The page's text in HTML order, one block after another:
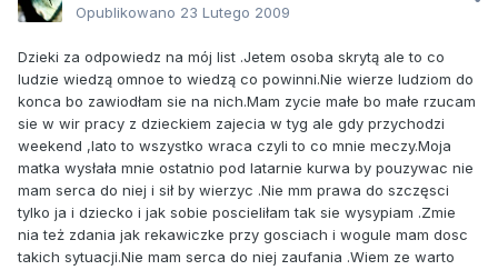
Opublikowano 23 Lutego 2009
Dzieki za odpowiedz na mój list .Jetem osoba skrytą ale to co
ludzie wiedzą omnoe to wiedzą co powinni.Nie wierze ludziom do
konca bo zawiodłam sie na nich.Mam zycie małe bo małe rzucam
sie w wir pracy z dzieckiem zajecia w tyg ale gdy przychodzi
weekend ,lato to wszystko wraca czyli to co mnie meczy.Moja
matka wysłała mnie ostatnio pod latarnie kurwa by pouzywac nie
mam serca do niej i sił by wierzyc .Nie mm prawa do szczęsci
tylko ja i dziecko i jak sobie poscieliłam tak sie wysypiam .Zmie
nia też zdania jak rekawiczke przy gosciach i wogule mam dosc
takich sytuacji.Nie mam serca do niej zaufania .Wiem ze warto